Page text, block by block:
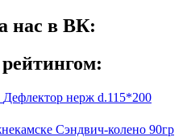
нас в ВК:
Дефлектор нерж d.115*200
Сэндвич-колено 90гр